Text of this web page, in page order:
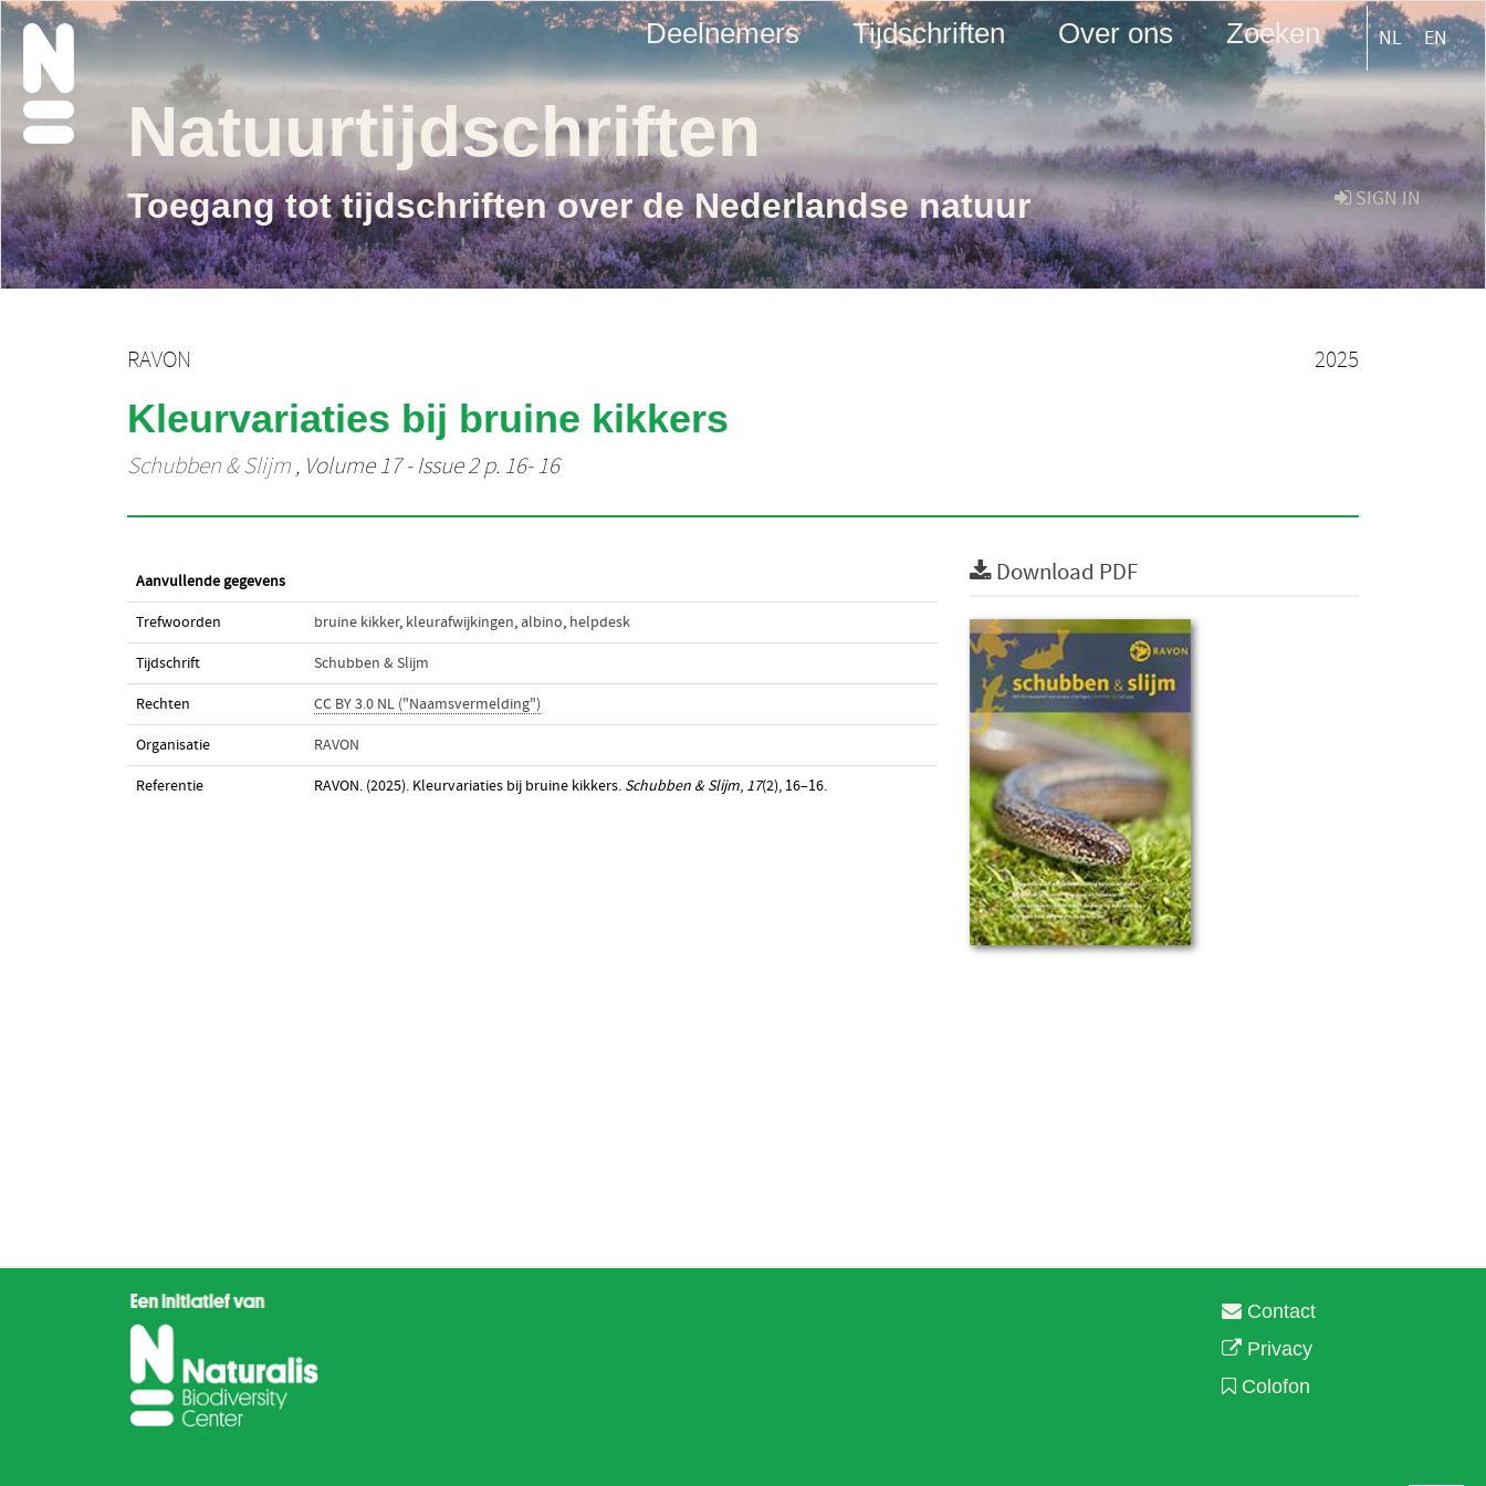
Deelnemers Tijdschriften Over ons Zoeken NL EN
SIGN IN
Natuurtijdschriften
Toegang tot tijdschriften over de Nederlandse natuur
RAVON 2025
Kleurvariaties bij bruine kikkers
Schubben & Slijm, Volume 17 - Issue 2 p. 16- 16
Aanvullende gegevens
Trefwoorden bruine kikker, kleurafwijkingen, albino, helpdesk
Tijdschrift Schubben & Slijm
Rechten CC BY 3.0 NL ("Naamsvermelding")
Organisatie RAVON
Referentie RAVON. (2025). Kleurvariaties bij bruine kikkers. Schubben & Slijm, 17(2), 16–16.
Download PDF
Contact
Privacy
Colofon